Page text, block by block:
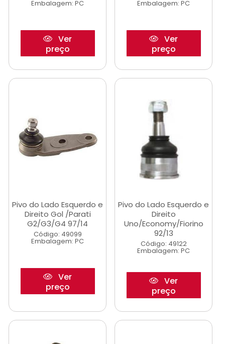
Embalagem: PC
Ver
preço
Embalagem: PC
Ver
preço
Pivo do Lado Esquerdo e
Direito Gol /Parati
G2/G3/G4 97/14
Código: 49099
Embalagem: PC
Ver
preço
Pivo do Lado Esquerdo e
Direito
Uno/Economy/Fiorino
92/13
Código: 49122
Embalagem: PC
Ver
preço